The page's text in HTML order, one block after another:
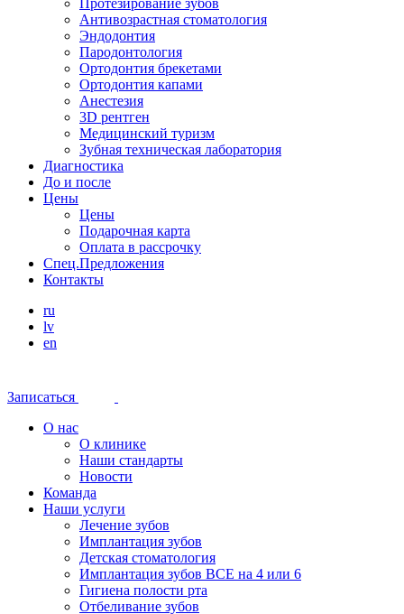
Протезирование зубов
Антивозрастная стоматология
Эндодонтия
Пародонтология
Ортодонтия брекетами
Ортодонтия капами
Анестезия
3D рентген
Медицинский туризм
Зубная техническая лаборатория
Диагностика
До и после
Цены
Цены
Подарочная карта
Оплата в рассрочку
Спец.Предложения
Контакты
ru
lv
en
Записаться
О нас
О клинике
Наши стандарты
Новости
Команда
Наши услуги
Лечение зубов
Имплантация зубов
Детская стоматология
Имплантация зубов ВСЕ на 4 или 6
Гигиена полости рта
Отбеливание зубов